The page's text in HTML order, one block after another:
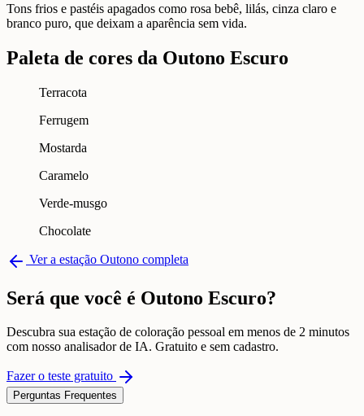
Tons frios e pastéis apagados como rosa bebê, lilás, cinza claro e
branco puro, que deixam a aparência sem vida.
Paleta de cores da Outono Escuro
Terracota
Ferrugem
Mostarda
Caramelo
Verde-musgo
Chocolate
Ver a estação Outono completa
Será que você é Outono Escuro?
Descubra sua estação de coloração pessoal em menos de 2 minutos
com nosso analisador de IA. Gratuito e sem cadastro.
Fazer o teste gratuito
Perguntas Frequentes